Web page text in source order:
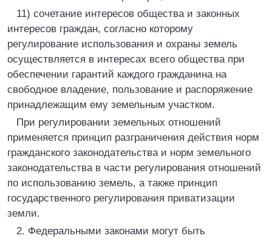
11) сочетание интересов общества и законных
интересов граждан, согласно которому
регулирование использования и охраны земель
осуществляется в интересах всего общества при
обеспечении гарантий каждого гражданина на
свободное владение, пользование и распоряжение
принадлежащим ему земельным участком.
При регулировании земельных отношений
применяется принцип разграничения действия норм
гражданского законодательства и норм земельного
законодательства в части регулирования отношений
по использованию земель, а также принцип
государственного регулирования приватизации
земли.
2. Федеральными законами могут быть